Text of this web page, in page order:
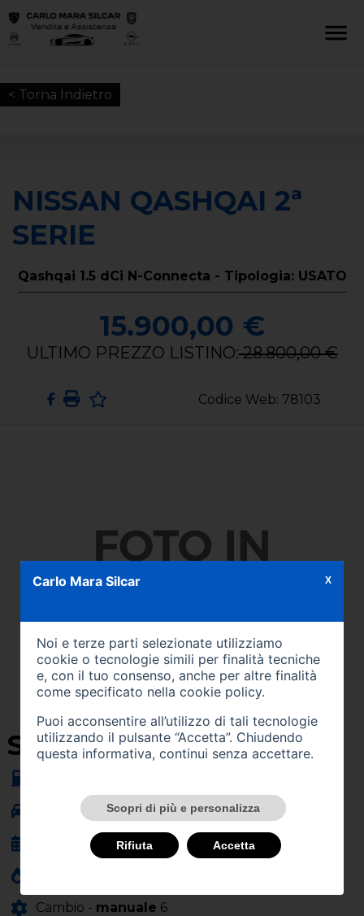
< Torna Indietro
Codice Web: 78103
NISSAN QASHQAI 2ª
SERIE
Qashqai 1.5 dCi N-Connecta - Tipologia: USATO
15.900,00 €
ULTIMO PREZZO LISTINO:28.800,00 €
SU QUEST'AUTO
Carrozzeria -fuoristrada
Anno Immatricolazione - 06/2018
Cambio - manuale 6
Carlo Mara Silcar
Noi e terze parti selezionate utilizziamo
cookie o tecnologie simili per finalità tecniche
e, con il tuo consenso, anche per altre finalità
come specificato nella cookie policy.
Puoi acconsentire all’utilizzo di tali tecnologie
utilizzando il pulsante “Accetta”. Chiudendo
questa informativa, continui senza accettare.
Scopri di più e personalizza
Rifiuta Accetta
X